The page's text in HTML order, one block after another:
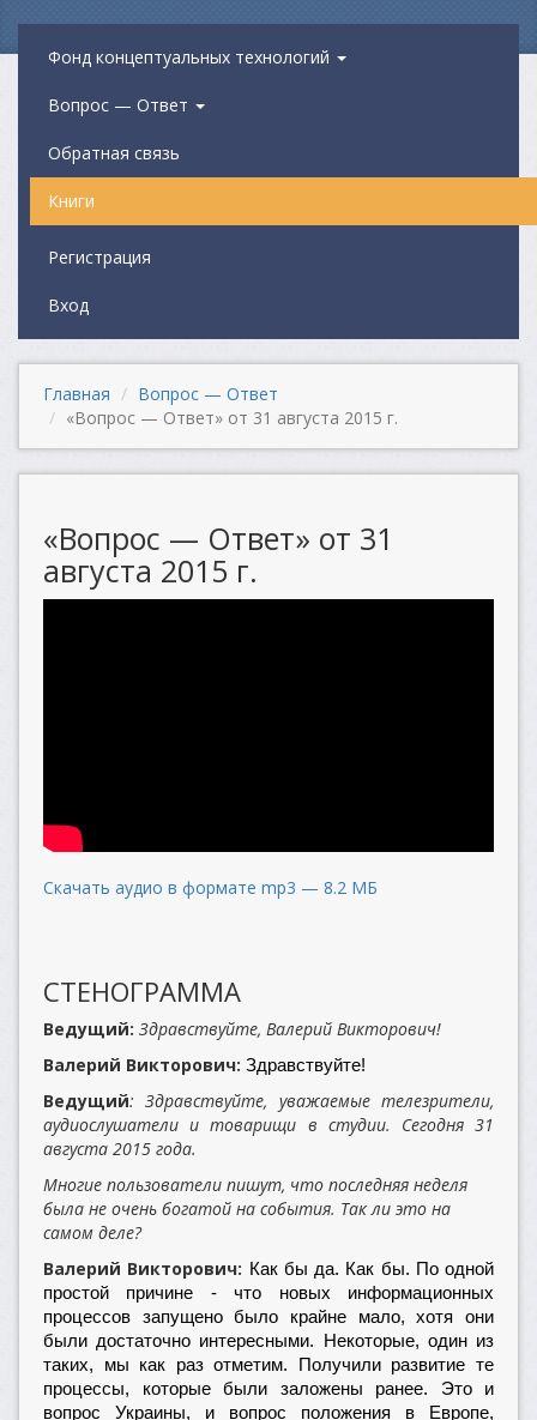
Фонд концептуальных технологий
Вопрос — Ответ
Обратная связь
Книги
Регистрация
Вход
Главная
Вопрос — Ответ
«Вопрос — Ответ» от 31 августа 2015 г.
«Вопрос — Ответ» от 31
августа 2015 г.
Скачать аудио в формате mp3 — 8.2 МБ
СТЕНОГРАММА
Ведущий: Здравствуйте, Валерий Викторович!
Валерий Викторович: Здравствуйте!
Ведущий: Здравствуйте, уважаемые телезрители,
аудиослушатели и товарищи в студии. Сегодня 31
августа 2015 года.
Многие пользователи пишут, что последняя неделя
была не очень богатой на события. Так ли это на
самом деле?
Валерий Викторович: Как бы да. Как бы. По одной
простой причине - что новых информационных
процессов запущено было крайне мало, хотя они
были достаточно интересными. Некоторые, один из
таких, мы как раз отметим. Получили развитие те
процессы, которые были заложены ранее. Это и
вопрос Украины, и вопрос положения в Европе,